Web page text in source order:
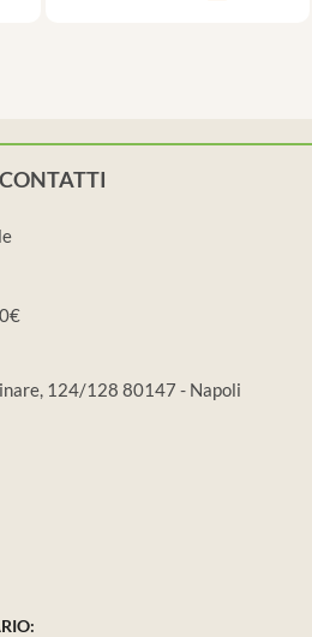
124/128 80147 - Napoli